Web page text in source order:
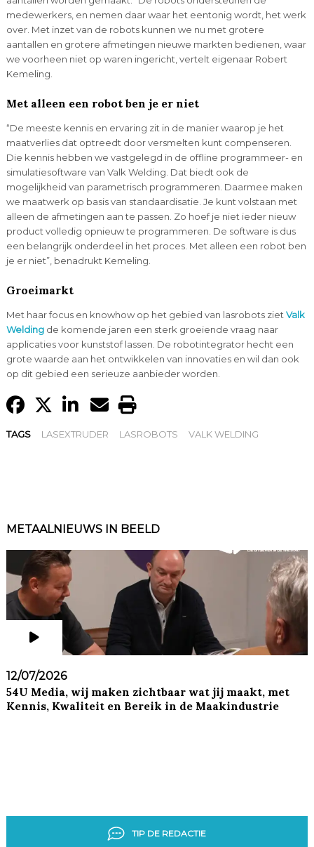
medewerkers, en nemen daar waar het eentonig wordt, het werk
over. Met inzet van de robots kunnen we nu met grotere
aantallen en grotere afmetingen nieuwe markten bedienen, waar
we voorheen niet op waren ingericht, vertelt eigenaar Robert
Kemeling.
Met alleen een robot ben je er niet
“De meeste kennis en ervaring zit in de manier waarop je het
maatverlies dat optreedt door versmelten kunt compenseren.
Die kennis hebben we vastgelegd in de offline programmeer- en
simulatiesoftware van Valk Welding. Dat biedt ook de
mogelijkheid van parametrisch programmeren. Daarmee maken
we maatwerk op basis van standaardisatie. Je kunt volstaan met
alleen de afmetingen aan te passen. Zo hoef je niet ieder nieuw
product volledig opnieuw te programmeren. De software is dus
een belangrijk onderdeel in het proces. Met alleen een robot ben
je er niet”, benadrukt Kemeling.
Groeimarkt
Met haar focus en knowhow op het gebied van lasrobots ziet Valk
Weldingde komende jaren een sterk groeiende vraag naar
applicaties voor kunststof lassen. De robotintegrator hecht een
grote waarde aan het ontwikkelen van innovaties en wil dan ook
op dit gebied een serieuze aanbieder worden.
TAGS LASEXTRUDER LASROBOTS VALK WELDING
METAALNIEUWS IN BEELD
12/07/2026
54U Media, wij maken zichtbaar wat jij maakt, met
Kennis, Kwaliteit en Bereik in de Maakindustrie
TIP DE REDACTIE